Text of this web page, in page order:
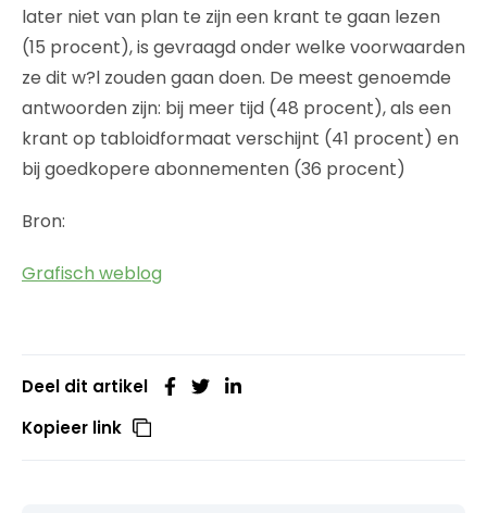
later niet van plan te zijn een krant te gaan lezen
(15 procent), is gevraagd onder welke voorwaarden
ze dit w?l zouden gaan doen. De meest genoemde
antwoorden zijn: bij meer tijd (48 procent), als een
krant op tabloidformaat verschijnt (41 procent) en
bij goedkopere abonnementen (36 procent)
Bron:
Grafisch weblog
Deel dit artikel
Kopieer link